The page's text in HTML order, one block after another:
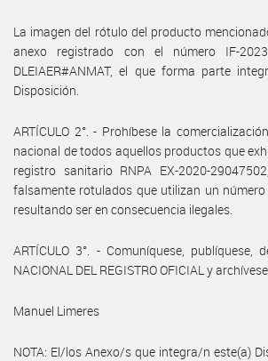
La imagen del rótulo del producto
anexo registrado con el número IF-
DLEIAER#ANMAT, el que forma parte
Disposición.
ARTÍCULO 2°. - Prohíbese la
nacional de todos aquellos productos que
registro sanitario RNPA EX-2020-
falsamente rotulados que utilizan un número
resultando ser en consecuencia ilegales.
ARTÍCULO 3°. - Comuníquese, publíquese,
NACIONAL DEL REGISTRO OFICIAL y archívese.
Manuel Limeres
NOTA: El/los Anexo/s que integra/n este(a)